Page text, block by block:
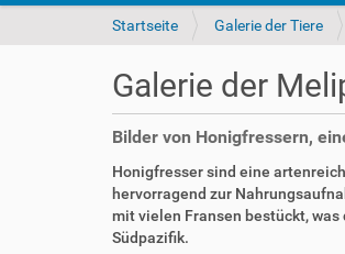
k
S
s
i
n
h
i
e
r
Startseite Galerie der Tiere
Galerie der
Bilder von Honigfressern,
Honigfresser sind eine
hervorragend zur
mit vielen Fransen bestückt,
Südpazifik.